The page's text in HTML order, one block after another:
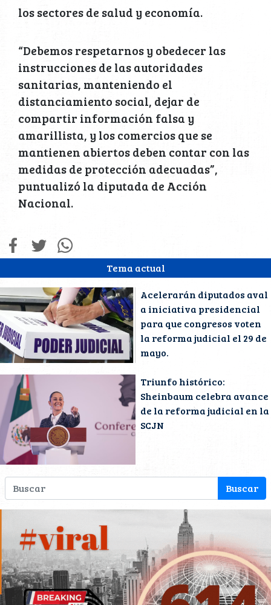
Tema actual
Acelerarán diputados aval
a iniciativa presidencial
para que congresos voten
la reforma judicial el 29 de
mayo.
Triunfo histórico:
Sheinbaum celebra avance
de la reforma judicial en la
SCJN
los sectores de salud y economía.
“Debemos respetarnos y obedecer las
instrucciones de las autoridades
sanitarias, manteniendo el
distanciamiento social, dejar de
compartir información falsa y
amarillista, y los comercios que se
mantienen abiertos deben contar con las
medidas de protección adecuadas”,
puntualizó la diputada de Acción
Nacional.